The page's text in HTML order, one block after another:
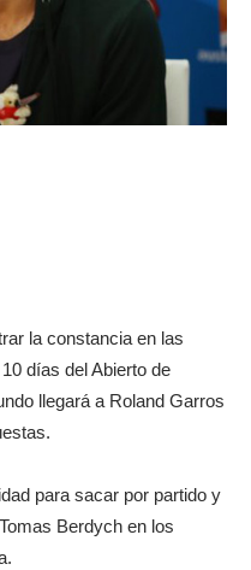
la constancia en las
días del Abierto de
llegará a Roland Garros
para sacar por partido y
Berdych en los